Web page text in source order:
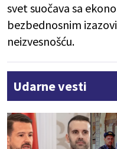
svet suočava sa
bezbednosnim
neizvesnošću.
Udarne vesti